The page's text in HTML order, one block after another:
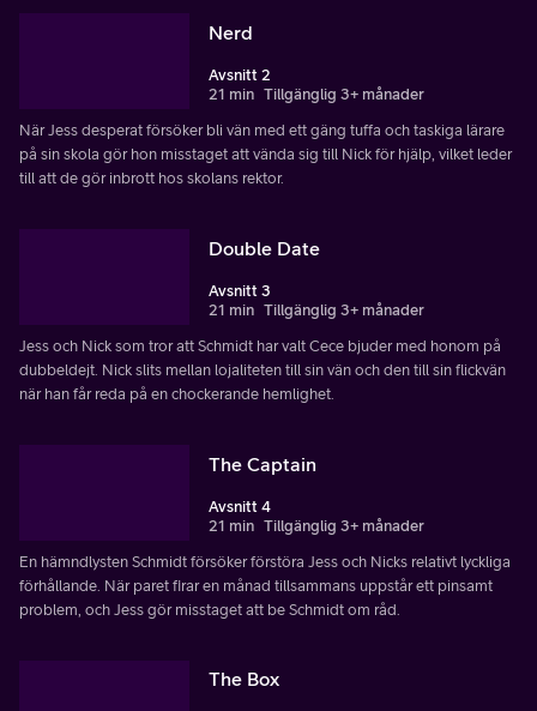
Nerd
Avsnitt 2
21 min Tillgänglig 3+ månader
När Jess desperat försöker bli vän med ett gäng tuffa och taskiga lärare
på sin skola gör hon misstaget att vända sig till Nick för hjälp, vilket leder
till att de gör inbrott hos skolans rektor.
Double Date
Avsnitt 3
21 min Tillgänglig 3+ månader
Jess och Nick som tror att Schmidt har valt Cece bjuder med honom på
dubbeldejt. Nick slits mellan lojaliteten till sin vän och den till sin flickvän
när han får reda på en chockerande hemlighet.
The Captain
Avsnitt 4
21 min Tillgänglig 3+ månader
En hämndlysten Schmidt försöker förstöra Jess och Nicks relativt lyckliga
förhållande. När paret firar en månad tillsammans uppstår ett pinsamt
problem, och Jess gör misstaget att be Schmidt om råd.
The Box